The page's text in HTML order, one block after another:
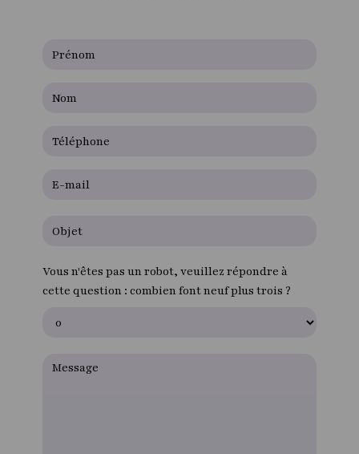
Vous n'êtes pas un robot, veuillez répondre à
cette question : combien font neuf plus trois ?